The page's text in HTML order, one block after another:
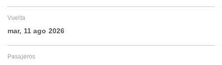
Vuelta
mar, 11 ago 2026
Pasajeros